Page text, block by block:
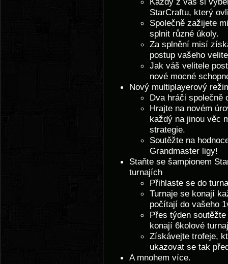
StarCraftu, který
Společně zažijete
splnit různé úkoly.
Za splnění misí
postup vašeho
Jak váš velitele
nové mocné
Nový multiplayerový
Dva hráči společně
Hrajte na novém
každý na jinou věc
strategie.
Soutěžte na
Grandmaster ligy!
Staňte se šampionem
turnajích
Přihlaste se do
Turnaje se konají
počítají do vašeho
Přes týden
konají 6kolové
Získávejte trofeje,
ukazovat se tak
A mnohem více.